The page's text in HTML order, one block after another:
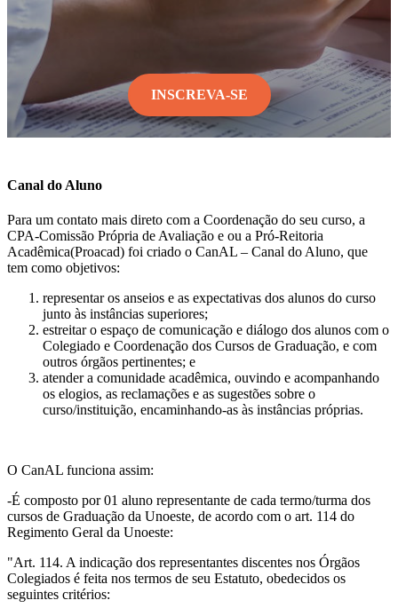
INSCREVA-SE
Canal do Aluno
Para um contato mais direto com a Coordenação do seu curso, a
CPA-Comissão Própria de Avaliação e ou a Pró-Reitoria
Acadêmica(Proacad) foi criado o CanAL – Canal do Aluno, que
tem como objetivos:
representar os anseios e as expectativas dos alunos do curso
junto às instâncias superiores;
estreitar o espaço de comunicação e diálogo dos alunos com o
Colegiado e Coordenação dos Cursos de Graduação, e com
outros órgãos pertinentes; e
atender a comunidade acadêmica, ouvindo e acompanhando
os elogios, as reclamações e as sugestões sobre o
curso/instituição, encaminhando-as às instâncias próprias.
O CanAL funciona assim:
-É composto por 01 aluno representante de cada termo/turma dos
cursos de Graduação da Unoeste, de acordo com o art. 114 do
Regimento Geral da Unoeste:
"Art. 114. A indicação dos representantes discentes nos Órgãos
Colegiados é feita nos termos de seu Estatuto, obedecidos os
seguintes critérios: